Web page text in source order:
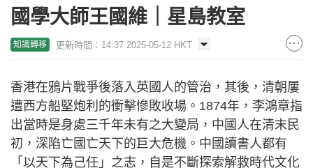
國學大師王國維｜星島教室
知識轉移 更新時間：14:37 2025-05-12 HKT
香港在鴉片戰爭後落入英國人的管治，其後，清朝屢
遭西方船堅炮利的衝擊慘敗收場。1874年，李鴻章指
出當時是身處三千年未有之大變局，中國人在清末民
初，深陷亡國亡天下的巨大危機。中國讀書人都有
「以天下為己任」之志，自是不斷探索解救時代文化